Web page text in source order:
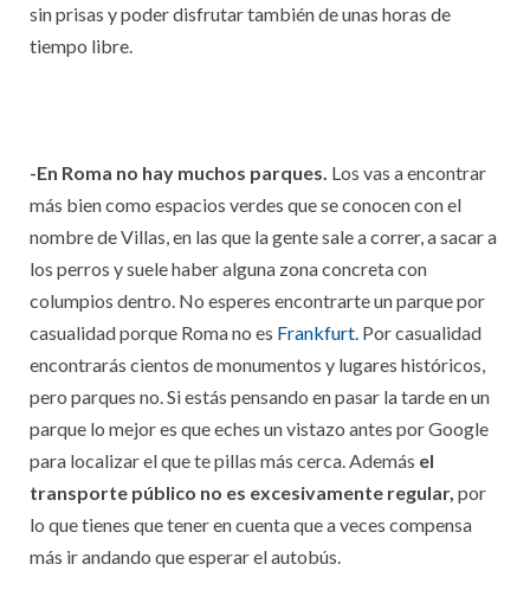
sin prisas y poder disfrutar también de unas horas de
tiempo libre.
-En Roma no hay muchos parques. Los vas a encontrar
más bien como espacios verdes que se conocen con el
nombre de Villas, en las que la gente sale a correr, a sacar a
los perros y suele haber alguna zona concreta con
columpios dentro. No esperes encontrarte un parque por
casualidad porque Roma no es Frankfurt. Por casualidad
encontrarás cientos de monumentos y lugares históricos,
pero parques no. Si estás pensando en pasar la tarde en un
parque lo mejor es que eches un vistazo antes por Google
para localizar el que te pillas más cerca. Además el
transporte público no es excesivamente regular, por
lo que tienes que tener en cuenta que a veces compensa
más ir andando que esperar el autobús.